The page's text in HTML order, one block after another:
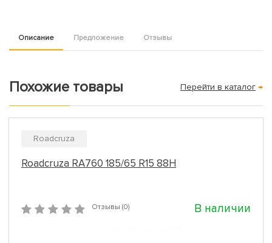
Описание Предложение Отзывы
Похожие товары Перейти в каталог →
Roadcruza
Roadcruza RA760 185/65 R15 88H
Отзывы (0) В наличии